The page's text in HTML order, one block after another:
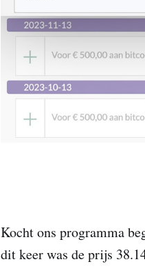
Kocht ons programma
dit keer was de prijs